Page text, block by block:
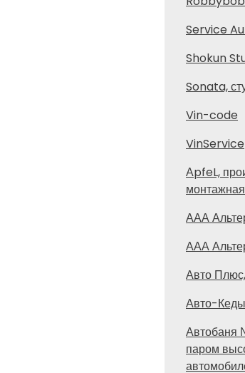
Service
Shokun
Sonata,
Vin-code
VinService
АpfeL,
ААА
ААА
Авто
Авто-Кеды
Автобаня
паром